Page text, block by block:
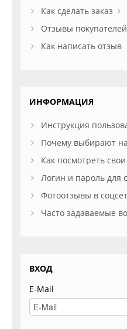
Как сделать заказ
Отзывы покупателей
Как написать отзыв
ИНФОРМАЦИЯ
Инструкция
Почему выбирают
Как посмотреть
Логин и пароль для
Фотоотзывы в
Часто задаваемые
ВХОД
E-Mail